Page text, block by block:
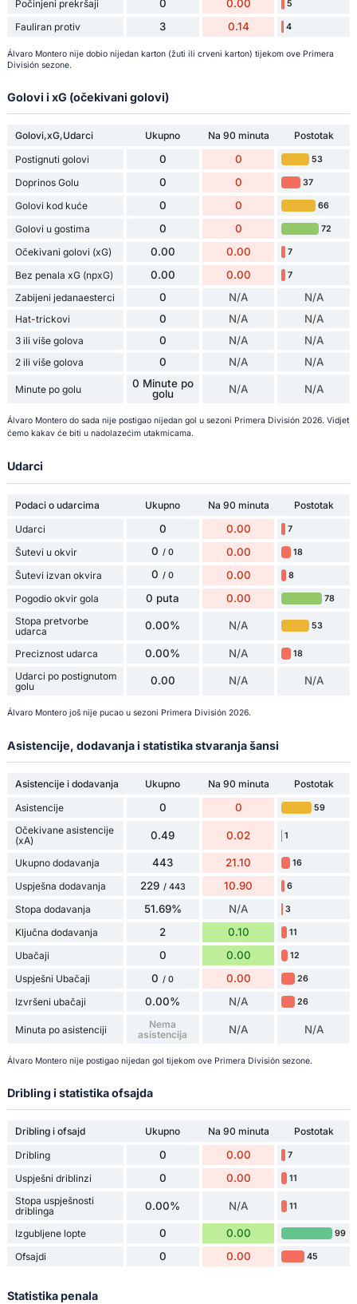
Počinjeni prekršaji 0 0.00 5
Fauliran protiv 3 0.14 4
Álvaro Montero nije dobio nijedan karton (žuti ili crveni karton) tijekom ove Primera
División sezone.
Golovi i xG (očekivani golovi)
Golovi,xG,Udarci Ukupno Na 90 minuta
Postotak
Postignuti golovi
0 0 53
Doprinos Golu 0 0 37
Golovi kod kuće 0 0 66
Golovi u gostima 0 0 72
Očekivani golovi (xG) 0.00 0.00 7
Bez penala xG (npxG) 0.00 0.00 7
Zabijeni jedanaesterci 0 N/A N/A
Hat-trickovi 0 N/A N/A
3 ili više golova 0 N/A N/A
2 ili više golova 0 N/A N/A
Minute po golu
0 Minute po
golu
N/A N/A
Álvaro Montero do sada nije postigao nijedan gol u sezoni Primera División 2026. Vidjet
ćemo kakav će biti u nadolazećim utakmicama.
Udarci
Podaci o udarcima Ukupno Na 90 minuta
Postotak
Udarci
0 0.00 7
Šutevi u okvir 0 / 0 0.00 18
Šutevi izvan okvira 0 / 0 0.00 8
Pogodio okvir gola 0 puta 0.00 78
Stopa pretvorbe
udarca
0.00% N/A 53
Preciznost udarca 0.00% N/A 18
Udarci po postignutom
golu
0.00 N/A N/A
Álvaro Montero još nije pucao u sezoni Primera División 2026.
Asistencije, dodavanja i statistika stvaranja šansi
Asistencije i dodavanja Ukupno Na 90 minuta
Postotak
Asistencije
0 0 59
Očekivane asistencije
(xA)
0.49 0.02 1
Ukupno dodavanja 443 21.10 16
Uspješna dodavanja 229 / 443 10.90 6
Stopa dodavanja 51.69% N/A 3
Ključna dodavanja 2 0.10 11
Ubačaji 0 0.00 12
Uspješni Ubačaji 0 / 0 0.00 26
Izvršeni ubačaji 0.00% N/A 26
Minuta po asistenciji
Nema
asistencija
N/A N/A
Álvaro Montero nije postigao nijedan gol tijekom ove Primera División sezone.
Dribling i statistika ofsajda
Dribling i ofsajd Ukupno Na 90 minuta
Postotak
Dribling
0 0.00 7
Uspješni driblinzi 0 0.00 11
Stopa uspješnosti
driblinga
0.00% N/A 11
Izgubljene lopte 0 0.00 99
Ofsajdi 0 0.00 45
Statistika penala